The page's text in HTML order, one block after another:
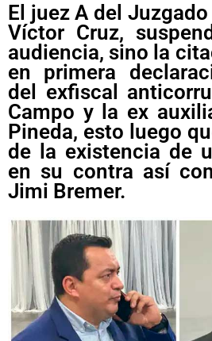
El juez A del
Víctor Cruz,
audiencia, sino la
en primera
del exfiscal
Campo y la ex
Pineda, esto luego
de la existencia de
en su contra así
Jimi Bremer.